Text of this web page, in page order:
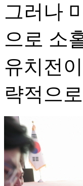
그러나
으로 소
유치전
략적으